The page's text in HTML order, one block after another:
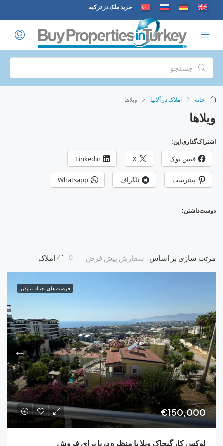
خرید ملک در ترکیه
املاک در آلانیا ویلاها
این:
بوک X
Linkedin
تلگراف Whatsapp
41 املاک بر اساس: سفارش پیش فرض
فرصت های اجتناب ناپذیر
ویلا با منظره دریا برای فروش